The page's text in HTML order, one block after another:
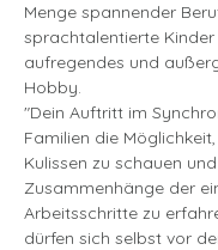
Menge spannender
sprachtalentierte Kinder
aufregendes und
Hobby.
"Dein Auftritt im
Familien die
Kulissen zu schauen
Zusammenhänge der
Arbeitsschritte zu
dürfen sich selbst vor